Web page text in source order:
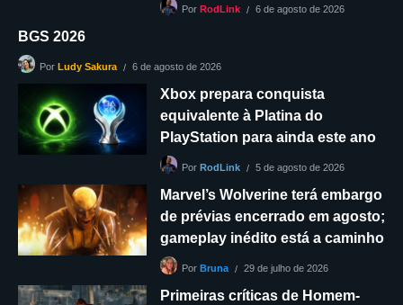
Por RodLink 6 de agosto de 2026
BGS 2026
Por Ludy Sakura 6 de agosto de 2026
Xbox prepara conquista
equivalente à Platina do
PlayStation para ainda este ano
Por RodLink 5 de agosto de 2026
Marvel’s Wolverine terá embargo
de prévias encerrado em agosto;
gameplay inédito está a caminho
Por Bruna 29 de julho de 2026
Primeiras críticas de Homem-